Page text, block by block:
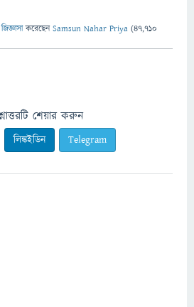
জিজ্ঞাসাকরেছেনSamsun Nahar Priya (47,710
শেয়ার করুন
লিঙ্কইডিন Telegram